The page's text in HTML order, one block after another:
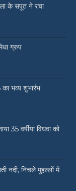
के सपूत ने रचा
ग्रुप
का भव्य शुभारंभ
35 वर्षीया विधवा को
नदी, निचले मुहल्लों में